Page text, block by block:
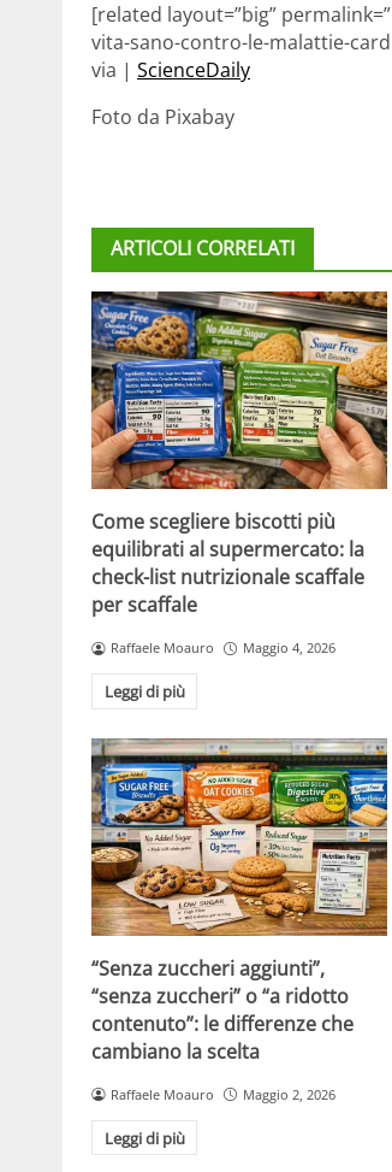
[related layout=”big”
vita-sano-contro-le-malattie-
via | ScienceDaily
Foto da Pixabay
ARTICOLI CORRELATI
Come scegliere biscotti più
equilibrati al supermercato: la
check-list nutrizionale scaffale
per scaffale
Raffaele Moauro Maggio 4, 2026
Leggi di più
“Senza zuccheri aggiunti”,
“senza zuccheri” o “a ridotto
contenuto”: le differenze che
cambiano la scelta
Raffaele Moauro Maggio 2, 2026
Leggi di più